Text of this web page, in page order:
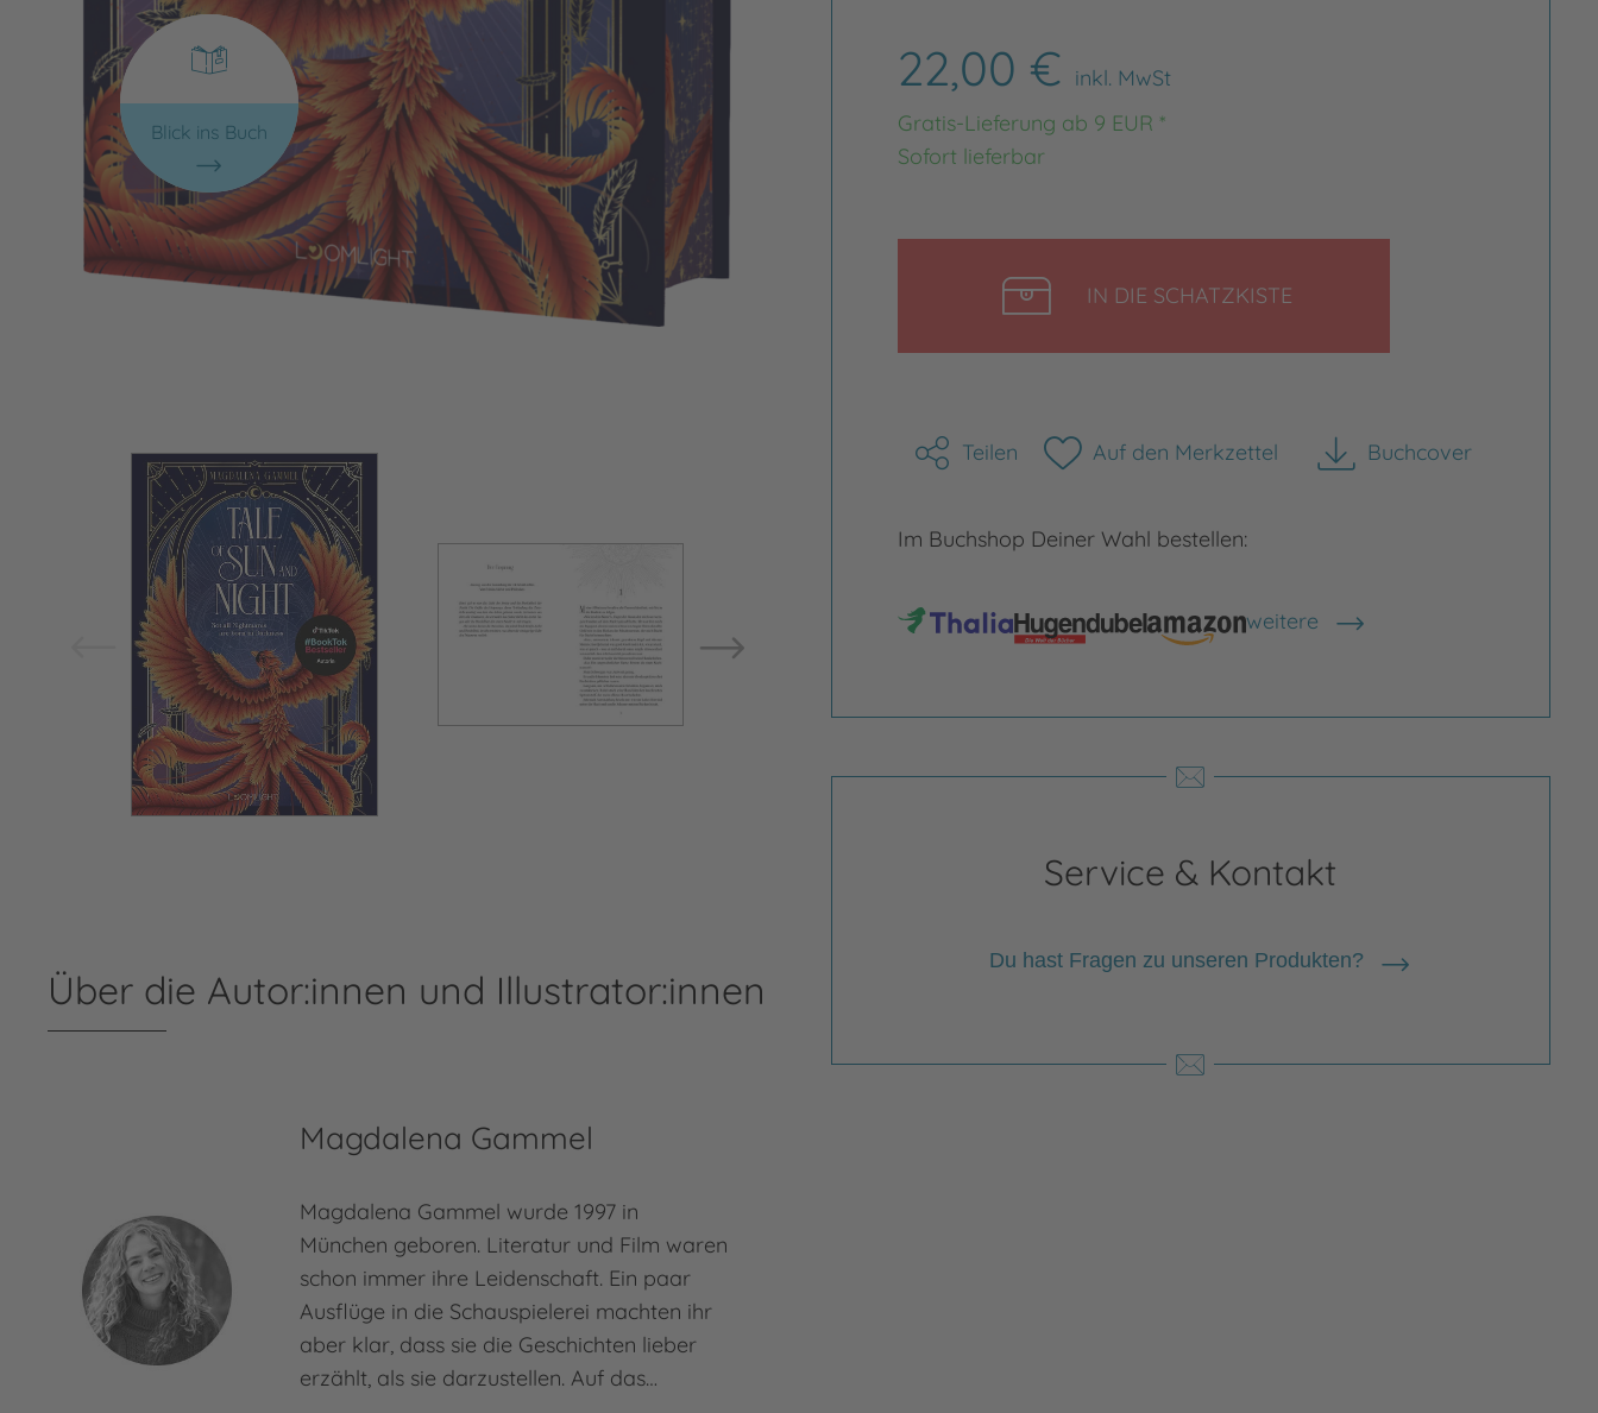
Blick ins Buch
Bild vergrößern
22,00 € inkl. MwSt
Gratis-Lieferung ab 9 EUR *
Sofort lieferbar
IN DIE SCHATZKISTE
Teilen Auf den Merkzettel Buchcover
herunterladen
Im Buchshop Deiner Wahl bestellen:
weitere
Shops anzeigen
Service & Kontakt
Du hast Fragen zu unseren Produkten?
Über die Autor:innen und Illustrator:innen
Magdalena Gammel
Magdalena Gammel wurde 1997 in
München geboren. Literatur und Film waren
schon immer ihre Leidenschaft. Ein paar
Ausflüge in die Schauspielerei machten ihr
aber klar, dass sie die Geschichten lieber
erzählt, als sie darzustellen. Auf das…